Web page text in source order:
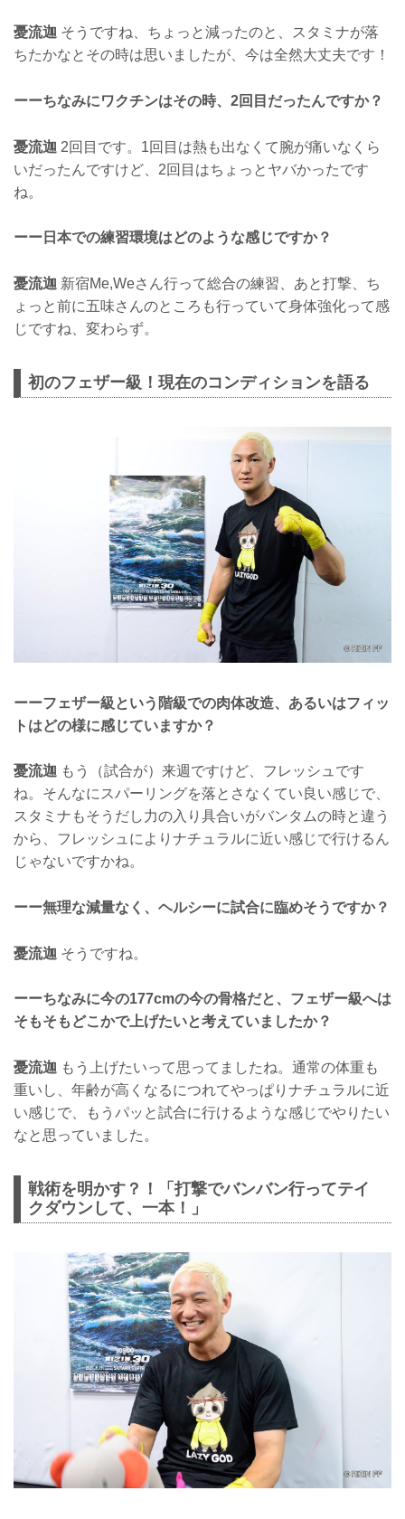
憂流迦 そうですね、ちょっと減ったのと、スタミナが落
ちたかなとその時は思いましたが、今は全然大丈夫です！
ーーちなみにワクチンはその時、2回目だったんですか？
憂流迦 2回目です。1回目は熱も出なくて腕が痛いなくら
いだったんですけど、2回目はちょっとヤバかったです
ね。
ーー日本での練習環境はどのような感じですか？
憂流迦 新宿Me,Weさん行って総合の練習、あと打撃、ち
ょっと前に五味さんのところも行っていて身体強化って感
じですね、変わらず。
初のフェザー級！現在のコンディションを語る
ーーフェザー級という階級での肉体改造、あるいはフィッ
トはどの様に感じていますか？
憂流迦 もう（試合が）来週ですけど、フレッシュです
ね。そんなにスパーリングを落とさなくてい良い感じで、
スタミナもそうだし力の入り具合いがバンタムの時と違う
から、フレッシュによりナチュラルに近い感じで行けるん
じゃないですかね。
ーー無理な減量なく、ヘルシーに試合に臨めそうですか？
憂流迦 そうですね。
ーーちなみに今の177cmの今の骨格だと、フェザー級へは
そもそもどこかで上げたいと考えていましたか？
憂流迦 もう上げたいって思ってましたね。通常の体重も
重いし、年齢が高くなるにつれてやっぱりナチュラルに近
い感じで、もうパッと試合に行けるような感じでやりたい
なと思っていました。
戦術を明かす？！「打撃でバンバン行ってテイ
クダウンして、一本！」